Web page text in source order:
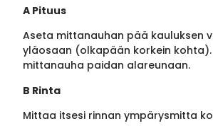
A Pituus
Aseta mittanauhan pää kauluksen
yläosaan (olkapään korkein kohta).
mittanauha paidan alareunaan.
B Rinta
Mittaa itsesi rinnan ympärysmitta